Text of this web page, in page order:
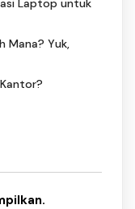
Laptop untuk
Mana? Yuk,